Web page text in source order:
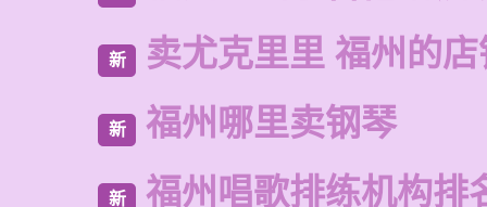
新 卖尤克里里 福州的
新 福州哪里卖钢琴
新 福州唱歌排练机构排